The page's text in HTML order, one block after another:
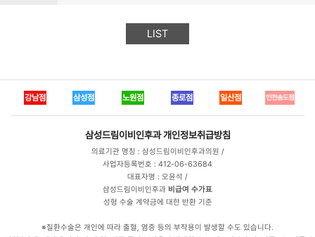
LIST
강남점 삼성점 노원점 종로점 일산점 인천송도점
삼성드림이비인후과 개인정보취급방침
의료기관 명칭 : 삼성드림이비인후과의원 /
사업자등록번호 : 412-06-63684
대표자명 : 오윤석 /
삼성드림이비인후과 비급여 수가표
성형 수술 계약금에 대한 반환 기준
※질환수술은 개인에 따라 출혈, 염증 등의 부작용이 발생할 수도 있습니다.